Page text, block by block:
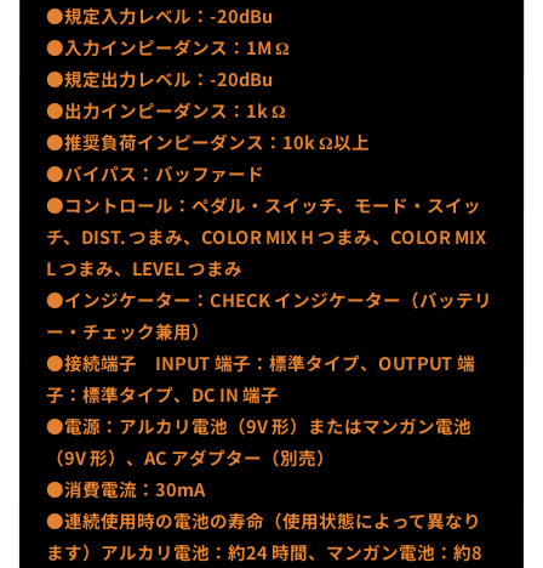
●規定入力レベル：-20dBu
●入力インピーダンス：1M Ω
●規定出力レベル：-20dBu
●出力インピーダンス：1k Ω
●推奨負荷インピーダンス：10k Ω以上
●バイパス：バッファード
●コントロール：ペダル・スイッチ、モード・スイッ
チ、DIST. つまみ、COLOR MIX H つまみ、COLOR MIX
L つまみ、LEVEL つまみ
●インジケーター：CHECK インジケーター（バッテリ
ー・チェック兼用）
●接続端子 INPUT 端子：標準タイプ、OUTPUT 端
子：標準タイプ、DC IN 端子
●電源：アルカリ電池（9V 形）またはマンガン電池
（9V 形）、AC アダプター（別売）
●消費電流：30mA
●連続使用時の電池の寿命（使用状態によって異なり
ます）アルカリ電池：約24 時間、マンガン電池：約8